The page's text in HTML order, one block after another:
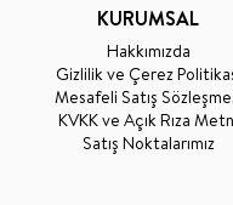
KURUMSAL
Hakkımızda
Gizlilik ve Çerez
Mesafeli Satış
KVKK ve Açık Rıza
Satış Noktalarımız